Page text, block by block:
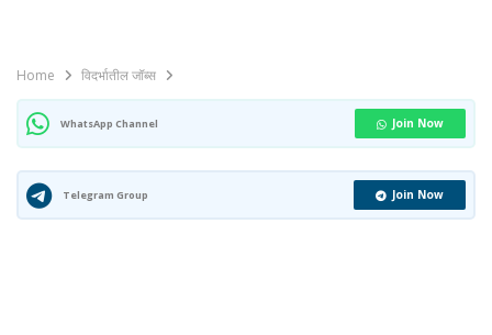
Home विदर्भातील जॉब्स
WhatsApp Channel Join Now
Telegram Group Join Now